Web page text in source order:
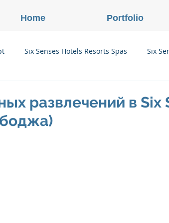
Six Senses Hotels Resorts Spas Six
Six Senses Douro Valley, Portugal
развлечений в Six
Home Portfolio